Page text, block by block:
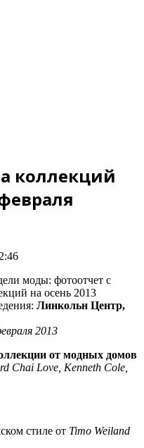
коллекций
моды: фотоотчет с
на осень 2013
Линкольн Центр,
2013
от модных домов
Chai Love, Kenneth Cole,
стиле от Timo Weiland